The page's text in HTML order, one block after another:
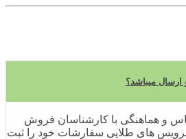
میباشد؟
و هماهنگی با کارشناسان فروش
های طلایی سفارشات خود را ثبت